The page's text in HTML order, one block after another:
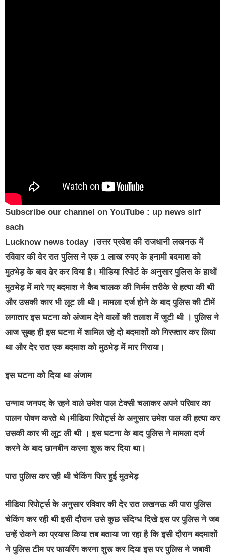
Subscribe our channel on YouTube : up news sirf
sach
Lucknow news today।उत्तर प्रदेश की राजधानी लखनऊ में
रविवार की देर रात पुलिस ने एक 1 लाख रुपए के इनामी बदमाश को
मुठभेड़ के बाद ढेर कर दिया है। मीडिया रिपोर्ट के अनुसार पुलिस के हाथों
मुठभेड़ में मारे गए बदमाश ने कैब चालक की निर्मम तरीके से हत्या की थी
और उसकी कार भी लूट ली थी। मामला दर्ज होने के बाद पुलिस की टीमें
लगातार इस घटना को अंजाम देने वालों की तलाश में जुटी थी । पुलिस ने
आज सुबह ही इस घटना में शामिल रहे दो बदमाशों को गिरफ्तार कर लिया
था और देर रात एक बदमाश को मुठभेड़ में मार गिराया।
इस घटना को दिया था अंजाम
उन्नाव जनपद के रहने वाले उमेश पाल टेक्सी चलाकर अपने परिवार का
पालन पोषण करते थे।मीडिया रिपोर्ट्स के अनुसार उमेश पाल की हत्या कर
उसकी कार भी लूट ली थी । इस घटना के बाद पुलिस ने मामला दर्ज
करने के बाद छानबीन करना शुरू कर दिया था।
पारा पुलिस कर रही थी चेकिंग फिर हुई मुठभेड़
मीडिया रिपोर्ट्स के अनुसार रविवार की देर रात लखनऊ की पारा पुलिस
चेकिंग कर रही थी इसी दौरान उसे कुछ संदिग्ध दिखे इस पर पुलिस ने जब
उन्हें रोकने का प्रयास किया तब बताया जा रहा है कि इसी दौरान बदमाशों
ने पुलिस टीम पर फायरिंग करना शुरू कर दिया इस पर पुलिस ने जबावी